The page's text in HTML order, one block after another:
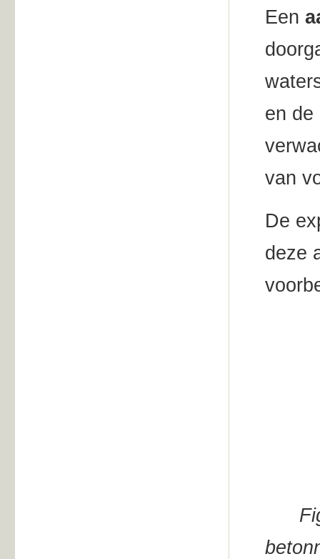
Een
en de
van
De
deze